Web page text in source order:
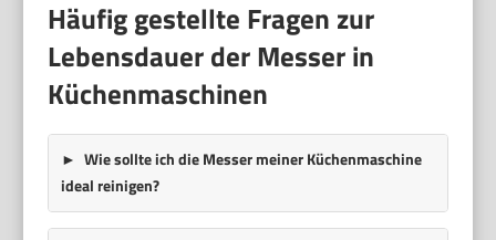
Häufig gestellte Fragen zur
Lebensdauer der Messer in
Küchenmaschinen
Wie sollte ich die Messer meiner Küchenmaschine
ideal reinigen?